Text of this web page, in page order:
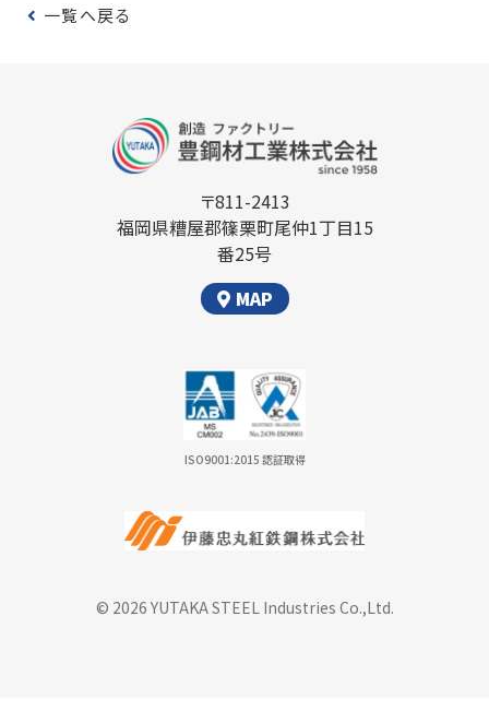
一覧へ戻る
〒811-2413
福岡県糟屋郡篠栗町尾仲1丁目15
番25号
MAP
ISO9001:2015 認証取得
© 2026 YUTAKA STEEL Industries Co.,Ltd.